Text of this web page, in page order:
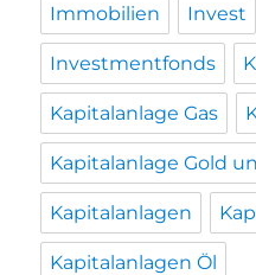
Immobilien Invest
Investmentfonds
Kapitalanlage Gas
Kapitalanlage Gold
Kapitalanlagen
Kapitalanlagen Öl